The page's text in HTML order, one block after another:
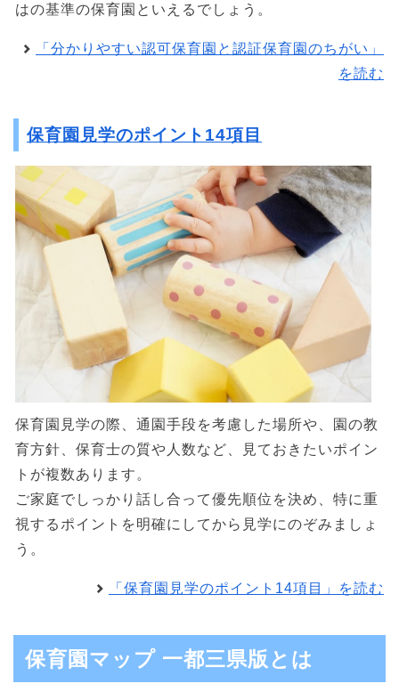
はの基準の保育園といえるでしょう。
「分かりやすい認可保育園と認証保育園のちがい」
を読む
保育園見学のポイント14項目
保育園見学の際、通園手段を考慮した場所や、園の教
育方針、保育士の質や人数など、見ておきたいポイン
トが複数あります。
ご家庭でしっかり話し合って優先順位を決め、特に重
視するポイントを明確にしてから見学にのぞみましょ
う。
「保育園見学のポイント14項目」を読む
保育園マップ 一都三県版とは